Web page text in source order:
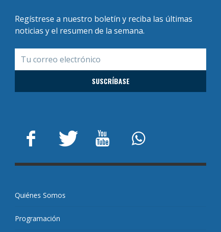
Regístrese a nuestro boletín y reciba las últimas
noticias y el resumen de la semana.
Quiénes Somos
Programación